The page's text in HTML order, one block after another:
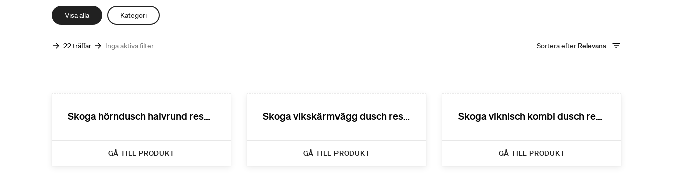
Visa alla Kategori
22 träffar Inga aktiva filter Sortera efter Relevans
GÅ TILL PRODUKT GÅ TILL PRODUKT GÅ TILL PRODUKT